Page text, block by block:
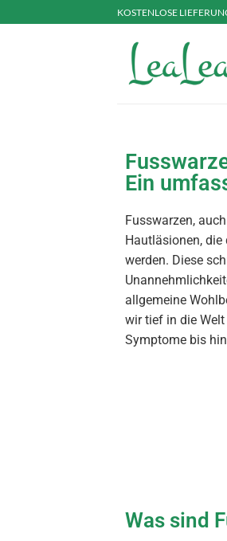
KOSTENLOSE
Ein
Fusswarzen,
Hautläsionen,
werden. Diese
allgemeine
wir tief in die Welt
Symptome bis
Was sind